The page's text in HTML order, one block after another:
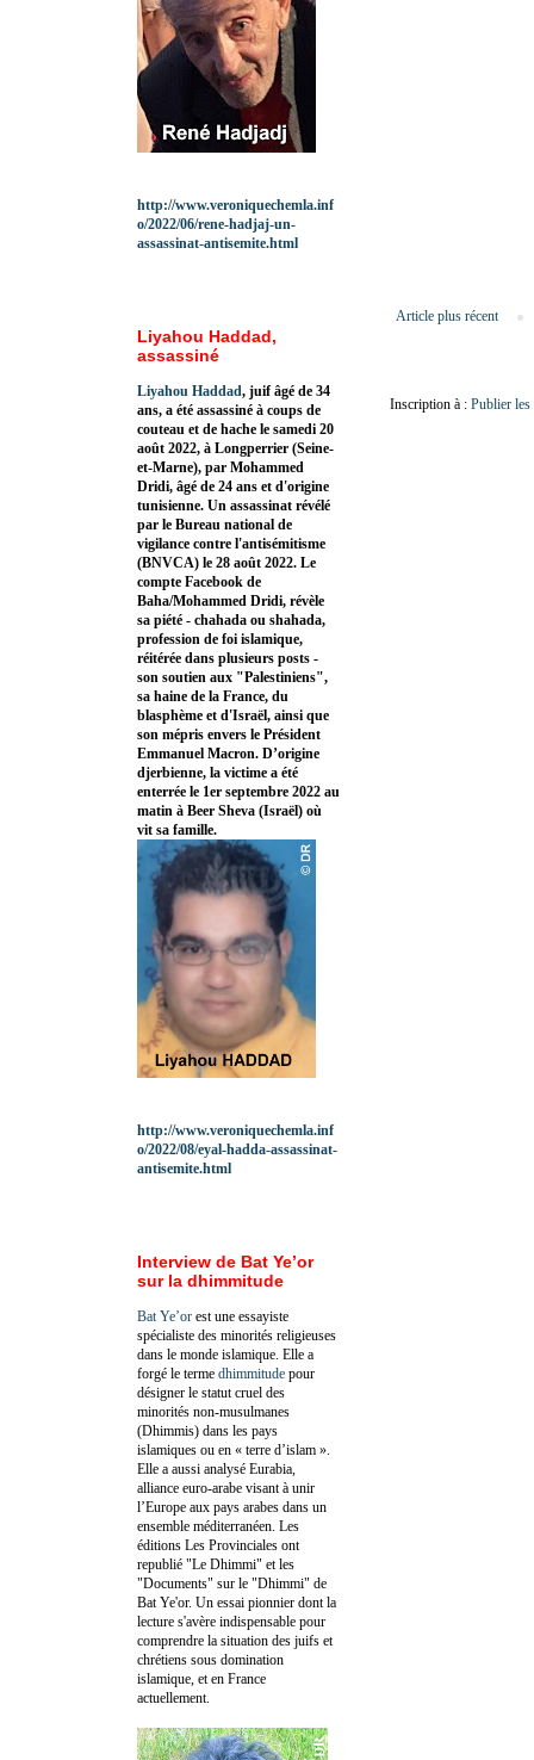
Article plus récent
Inscription à : Publier
http://www.veroniquechemla.inf
o/2022/06/rene-hadjaj-un-
assassinat-antisemite.html
Liyahou Haddad,
assassiné
Liyahou Haddad, juif âgé de 34
ans, a été assassiné à coups de
couteau et de hache le samedi 20
août 2022, à Longperrier (Seine-
et-Marne), par Mohammed
Dridi, âgé de 24 ans et d'origine
tunisienne. Un assassinat révélé
par le Bureau national de
vigilance contre l'antisémitisme
(BNVCA) le 28 août 2022. Le
compte Facebook de
Baha/Mohammed Dridi, révèle
sa piété - chahada ou shahada,
profession de foi islamique,
réitérée dans plusieurs posts -
son soutien aux "Palestiniens",
sa haine de la France, du
blasphème et d'Israël, ainsi que
son mépris envers le Président
Emmanuel Macron. D’origine
djerbienne, la victime a été
enterrée le 1er septembre 2022 au
matin à Beer Sheva (Israël) où
vit sa famille.
http://www.veroniquechemla.inf
o/2022/08/eyal-hadda-assassinat-
antisemite.html
Interview de Bat Ye’or
sur la dhimmitude
Bat Ye’or est une essayiste
spécialiste des minorités religieuses
dans le monde islamique. Elle a
forgé le terme dhimmitude pour
désigner le statut cruel des
minorités non-musulmanes
(Dhimmis) dans les pays
islamiques ou en « terre d’islam ».
Elle a aussi analysé Eurabia,
alliance euro-arabe visant à unir
l’Europe aux pays arabes dans un
ensemble méditerranéen. Les
éditions Les Provinciales ont
republié "Le Dhimmi" et les
"Documents" sur le "Dhimmi" de
Bat Ye'or. Un essai pionnier dont la
lecture s'avère indispensable pour
comprendre la situation des juifs et
chrétiens sous domination
islamique, et en France
actuellement.